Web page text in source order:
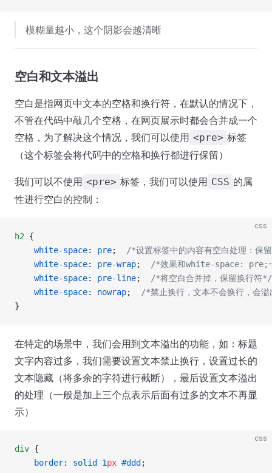
模糊量越小，这个阴影会越清晰
空白和文本溢出
空白是指网页中文本的空格和换行符，在默认的情况下，
不管在代码中敲几个空格，在网页展示时都会合并成一个
空格，为了解决这个情况，我们可以使用 <pre> 标签
（这个标签会将代码中的空格和换行都进行保留）
我们可以不使用 <pre> 标签，我们可以使用 CSS 的属
性进行空白的控制：
css
h2 {
    white-space
: pre;
/*设置标签中的内容有空白处理：保
    white-space
: pre-wrap;
/*效果和white-space: pre;
    white-space
: pre-line;
/*将空白合并掉，保留换行符*/
    white-space
: nowrap;
/*禁止换行，文本不会换行，会
}
在特定的场景中，我们会用到文本溢出的功能，如：标题
文字内容过多，我们需要设置文本禁止换行，设置过长的
文本隐藏（将多余的字符进行截断），最后设置文本溢出
的处理（一般是加上三个点表示后面有过多的文本不再显
示）
css
div {
    border
: solid 1px #ddd ;